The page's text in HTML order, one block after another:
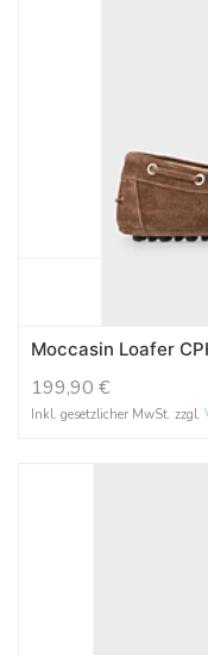
Moccasin Loafer
199,90 €
Inkl. gesetzlicher MwSt. zzgl.